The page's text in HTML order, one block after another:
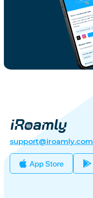
support@iroamly.com